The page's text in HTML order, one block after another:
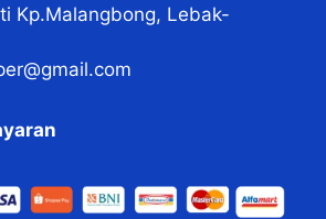
Kp.Malangbong, Lebak-